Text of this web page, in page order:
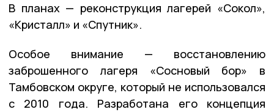
В планах — реконструкция лагерей «Сокол»,
«Кристалл» и «Спутник».
Особое внимание — восстановлению
заброшенного лагеря «Сосновый бор» в
Тамбовском округе, который не использовался
с 2010 года. Разработана его концепция